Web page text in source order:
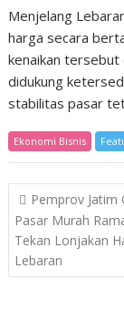
Menjelang
harga secara
kenaikan tersebut
didukung
stabilitas pasar
Ekonomi Bisnis
Post
navigation
Pemprov Jatim
Pasar Murah
Tekan Lonjakan
Lebaran